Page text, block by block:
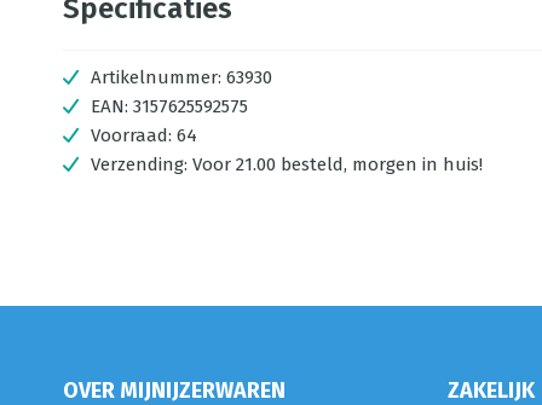
Specificaties
Artikelnummer: 63930
EAN: 3157625592575
Voorraad: 64
Verzending: Voor 21.00 besteld, morgen in huis!
OVER MIJNIJZERWAREN ZAKELIJK